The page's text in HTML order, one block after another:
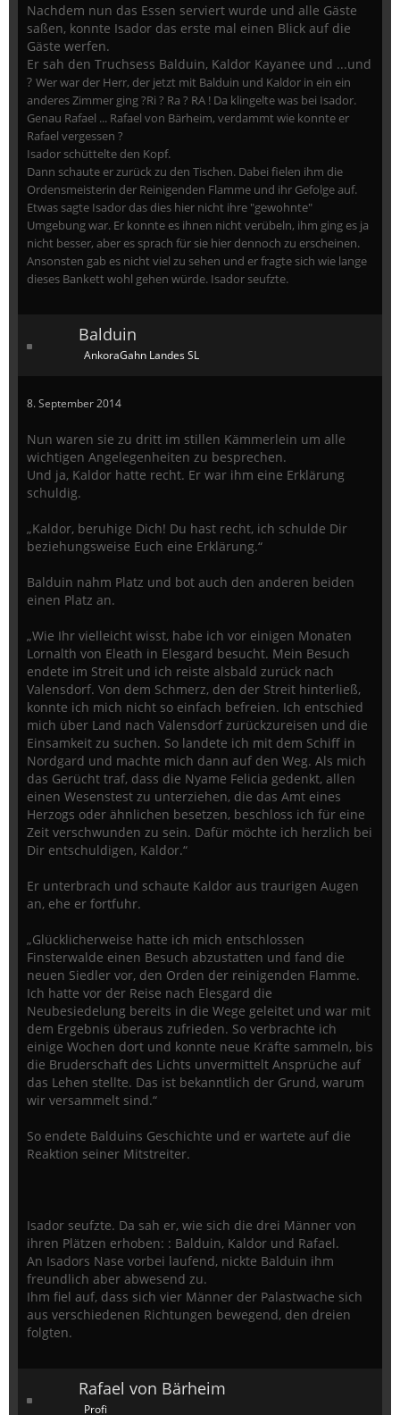
Nachdem nun das Essen serviert wurde und alle Gäste
saßen, konnte Isador das erste mal einen Blick auf die
Gäste werfen.
Er sah den Truchsess Balduin, Kaldor Kayanee und ...und
? Wer war der Herr, der jetzt mit Balduin und Kaldor in ein ein
anderes Zimmer ging ?Ri ? Ra ? RA ! Da klingelte was bei Isador.
Genau Rafael ... Rafael von Bärheim, verdammt wie konnte er
Rafael vergessen ?
Isador schüttelte den Kopf.
Dann schaute er zurück zu den Tischen. Dabei fielen ihm die
Ordensmeisterin der Reinigenden Flamme und ihr Gefolge auf.
Etwas sagte Isador das dies hier nicht ihre "gewohnte"
Umgebung war. Er konnte es ihnen nicht verübeln, ihm ging es ja
nicht besser, aber es sprach für sie hier dennoch zu erscheinen.
Ansonsten gab es nicht viel zu sehen und er fragte sich wie lange
dieses Bankett wohl gehen würde. Isador seufzte.
Balduin
AnkoraGahn Landes SL
8. September 2014
Nun waren sie zu dritt im stillen Kämmerlein um alle
wichtigen Angelegenheiten zu besprechen.
Und ja, Kaldor hatte recht. Er war ihm eine Erklärung
schuldig.
„Kaldor, beruhige Dich! Du hast recht, ich schulde Dir
beziehungsweise Euch eine Erklärung.“
Balduin nahm Platz und bot auch den anderen beiden
einen Platz an.
„Wie Ihr vielleicht wisst, habe ich vor einigen Monaten
Lornalth von Eleath in Elesgard besucht. Mein Besuch
endete im Streit und ich reiste alsbald zurück nach
Valensdorf. Von dem Schmerz, den der Streit hinterließ,
konnte ich mich nicht so einfach befreien. Ich entschied
mich über Land nach Valensdorf zurückzureisen und die
Einsamkeit zu suchen. So landete ich mit dem Schiff in
Nordgard und machte mich dann auf den Weg. Als mich
das Gerücht traf, dass die Nyame Felicia gedenkt, allen
einen Wesenstest zu unterziehen, die das Amt eines
Herzogs oder ähnlichen besetzen, beschloss ich für eine
Zeit verschwunden zu sein. Dafür möchte ich herzlich bei
Dir entschuldigen, Kaldor.“
Er unterbrach und schaute Kaldor aus traurigen Augen
an, ehe er fortfuhr.
„Glücklicherweise hatte ich mich entschlossen
Finsterwalde einen Besuch abzustatten und fand die
neuen Siedler vor, den Orden der reinigenden Flamme.
Ich hatte vor der Reise nach Elesgard die
Neubesiedelung bereits in die Wege geleitet und war mit
dem Ergebnis überaus zufrieden. So verbrachte ich
einige Wochen dort und konnte neue Kräfte sammeln, bis
die Bruderschaft des Lichts unvermittelt Ansprüche auf
das Lehen stellte. Das ist bekanntlich der Grund, warum
wir versammelt sind.“
So endete Balduins Geschichte und er wartete auf die
Reaktion seiner Mitstreiter.
Isador seufzte. Da sah er, wie sich die drei Männer von
ihren Plätzen erhoben: : Balduin, Kaldor und Rafael.
An Isadors Nase vorbei laufend, nickte Balduin ihm
freundlich aber abwesend zu.
Ihm fiel auf, dass sich vier Männer der Palastwache sich
aus verschiedenen Richtungen bewegend, den dreien
folgten.
Rafael von Bärheim
Profi